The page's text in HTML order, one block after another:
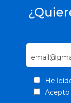
He
Acepto